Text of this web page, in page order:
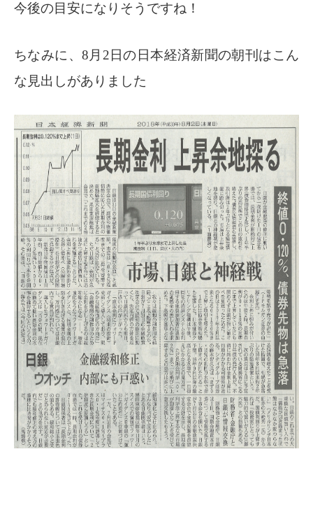
今後の目安になりそうですね！
ちなみに、8月2日の日本経済新聞の朝刊はこん
な見出しがありました